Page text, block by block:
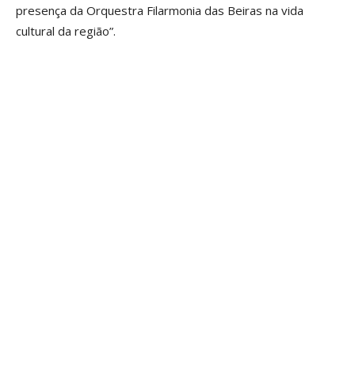
presença da Orquestra Filarmonia das Beiras na vida
cultural da região”.